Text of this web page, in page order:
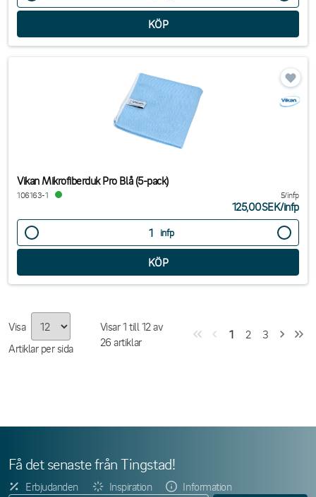
Vikan Mikrofiberduk Pro Blå (5-pack)
106163-1 5/infp
125,00SEK/infp
infp
Visa
Artiklar per sida
Visar1 till 12av
26 artiklar
1 2 3
Få det senaste från Tingstad!
Erbjudanden Inspiration
Information